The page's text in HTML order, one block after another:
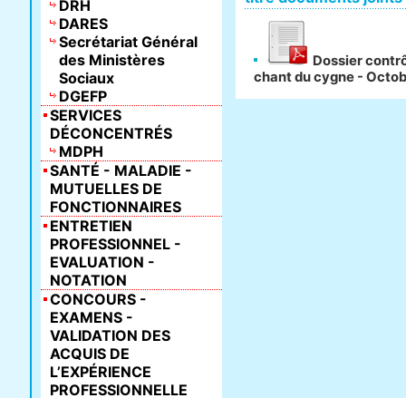
Dossier
chant du cygne -
DRH
DARES
Secrétariat Général
des Ministères
Sociaux
DGEFP
SERVICES
DÉCONCENTRÉS
MDPH
SANTÉ - MALADIE -
MUTUELLES DE
FONCTIONNAIRES
ENTRETIEN
PROFESSIONNEL -
EVALUATION -
NOTATION
CONCOURS -
EXAMENS -
VALIDATION DES
ACQUIS DE
L’EXPÉRIENCE
PROFESSIONNELLE